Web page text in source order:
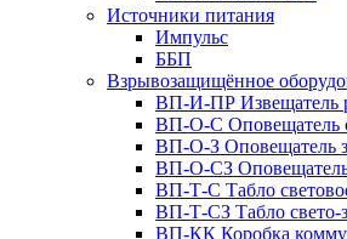
Источники питания
Импульс
ББП
Взрывозащищённое
ВП-И-ПР Извещатель
ВП-О-С Оповещатель
ВП-О-З Оповещатель
ВП-О-СЗ Оповещатель
ВП-Т-С Табло
ВП-Т-СЗ Табло свето-
ВП-КК Коробка